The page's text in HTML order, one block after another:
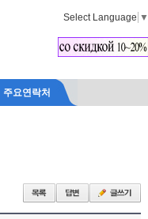
Select Language ▼
주요연락처